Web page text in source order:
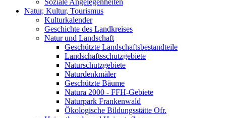
Soziale Angelegenheiten
Natur, Kultur, Tourismus
Kulturkalender
Geschichte des Landkreises
Natur und Landschaft
Geschützte Landschaftsbestandteile
Landschaftsschutzgebiete
Naturschutzgebiete
Naturdenkmäler
Geschützte Bäume
Natura 2000 - FFH-Gebiete
Naturpark Frankenwald
Ökologische Bildungsstätte Ofr.